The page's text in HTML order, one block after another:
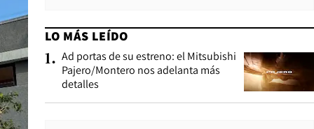
LO MÁS LEÍDO
1. Ad portas de su estreno: el Mitsubishi
Pajero/Montero nos adelanta más
detalles